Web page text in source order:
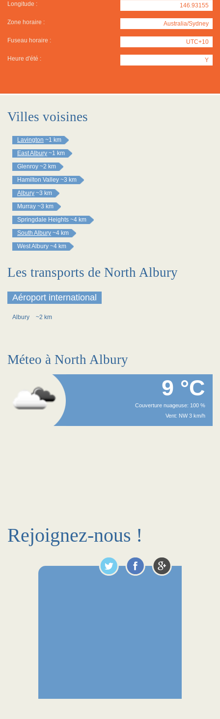
Longitude : 146.93155
Zone horaire : Australia/Sydney
Fuseau horaire : UTC+10
Heure d'été : Y
Villes voisines
Lavington ~1 km
East Albury ~1 km
Glenroy ~2 km
Hamilton Valley ~3 km
Albury ~3 km
Murray ~3 km
Springdale Heights ~4 km
South Albury ~4 km
West Albury ~4 km
Les transports de North Albury
Aéroport international
Albury ~2 km
Méteo à North Albury
9 °C
Couverture nuageuse: 100 %
Vent: NW 3 km/h
Rejoignez-nous !